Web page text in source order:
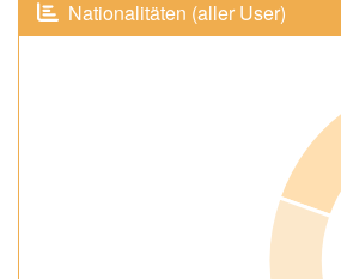
Nationalitäten (aller User)